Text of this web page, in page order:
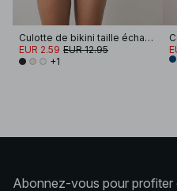
Culotte de bikini taille échancrée à cordon de serrage
EUR 2.59 EUR 12.95
+1
Abonnez-vous pour profiter